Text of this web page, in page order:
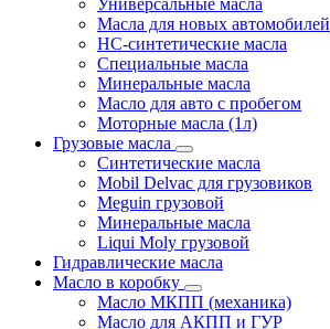
Универсальные масла
Масла для новых автомобилей
HC-синтетические масла
Специальные масла
Минеральные масла
Масло для авто с пробегом
Моторные масла (1л)
Грузовые масла
Синтетические масла
Mobil Delvac для грузовиков
Meguin грузовой
Минеральные масла
Liqui Moly грузовой
Гидравлические масла
Масло в коробку
Масло МКПП (механика)
Масло для АКПП и ГУР